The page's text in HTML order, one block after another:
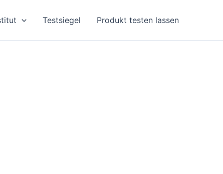
Testsiegel Produkt testen lassen